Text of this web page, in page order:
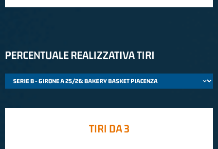
PERCENTUALE REALIZZATIVA TIRI
TIRI DA 3